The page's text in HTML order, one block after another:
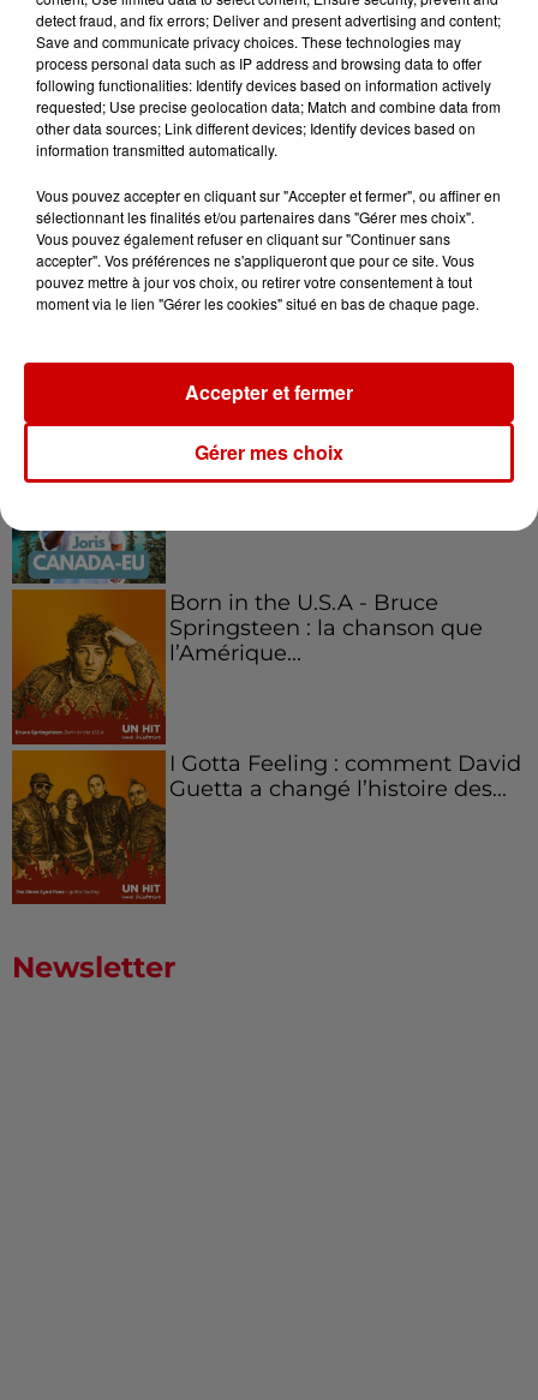
Destination Vacances : inscrivez-
vous !
Podcasts Voir plus
Kelly Massol, figure
emblématique de
Aménager un school bus au
Canada et accueillir les bleus à
Born in the U.S.A - Bruce
Springsteen : la chanson que
l’Amérique...
I Gotta Feeling : comment David
Guetta a changé l’histoire des...
Newsletter
detect fraud, and fix errors; Deliver and present advertising and content;
Save and communicate privacy choices. These technologies may
process personal data such as IP address and browsing data to offer
following functionalities: Identify devices based on information actively
requested; Use precise geolocation data; Match and combine data from
other data sources; Link different devices; Identify devices based on
information transmitted automatically.
Vous pouvez accepter en cliquant sur "Accepter et fermer", ou affiner en
sélectionnant les finalités et/ou partenaires dans "Gérer mes choix".
Vous pouvez également refuser en cliquant sur "Continuer sans
accepter". Vos préférences ne s'appliqueront que pour ce site. Vous
pouvez mettre à jour vos choix, ou retirer votre consentement à tout
moment via le lien "Gérer les cookies" situé en bas de chaque page.
Gérer mes choix
Accepter et fermer